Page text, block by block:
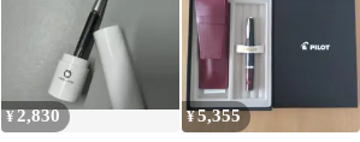
日の予定表作り 毎日記
録用 手帳用
¥2,830 ¥5,355